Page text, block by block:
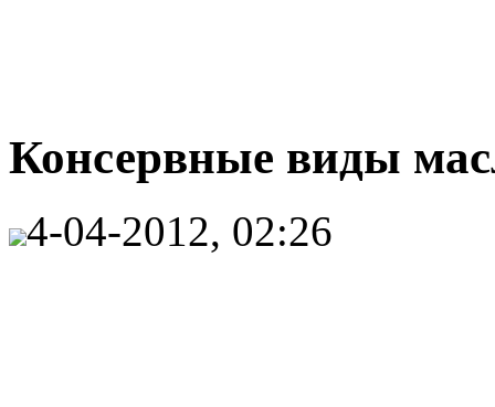
Консервные виды
4-04-2012, 02:26